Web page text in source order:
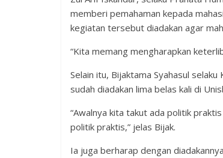
memberi pemahaman kepada
kegiatan tersebut diadakan agar
“Kita memang mengharapkan
Selain itu, Bijaktama Syahasul
sudah diadakan lima belas kali di
“Awalnya kita takut ada politik
politik praktis,” jelas Bijak.
Ia juga berharap dengan